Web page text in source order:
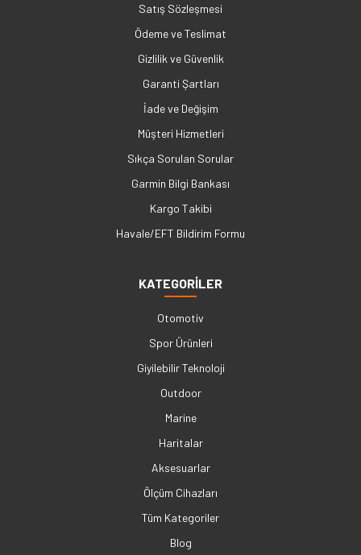
Satış Sözleşmesi
Ödeme ve Teslimat
Gizlilik ve Güvenlik
Garanti Şartları
İade ve Değişim
Müşteri Hizmetleri
Sıkça Sorulan Sorular
Garmin Bilgi Bankası
Kargo Takibi
Havale/EFT Bildirim Formu
KATEGORİLER
Otomotiv
Spor Ürünleri
Giyilebilir Teknoloji
Outdoor
Marine
Haritalar
Aksesuarlar
Ölçüm Cihazları
Tüm Kategoriler
Blog